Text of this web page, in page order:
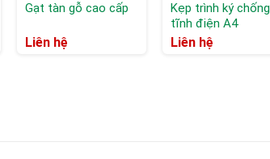
Gạt tàn gỗ cao cấp
Liên hệ
Kẹp trình ký chống
tĩnh điện A4
Liên hệ